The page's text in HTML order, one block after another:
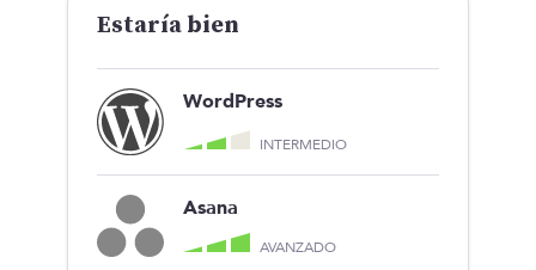
Estaría bien
WordPress
INTERMEDIO
Asana
AVANZADO